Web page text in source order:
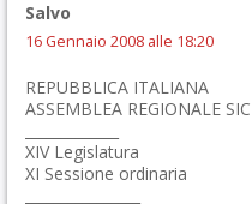
Salvo
16 Gennaio 2008 alle 18:20
REPUBBLICA ITALIANA
ASSEMBLEA REGIONALE
XIV Legislatura
XI Sessione ordinaria